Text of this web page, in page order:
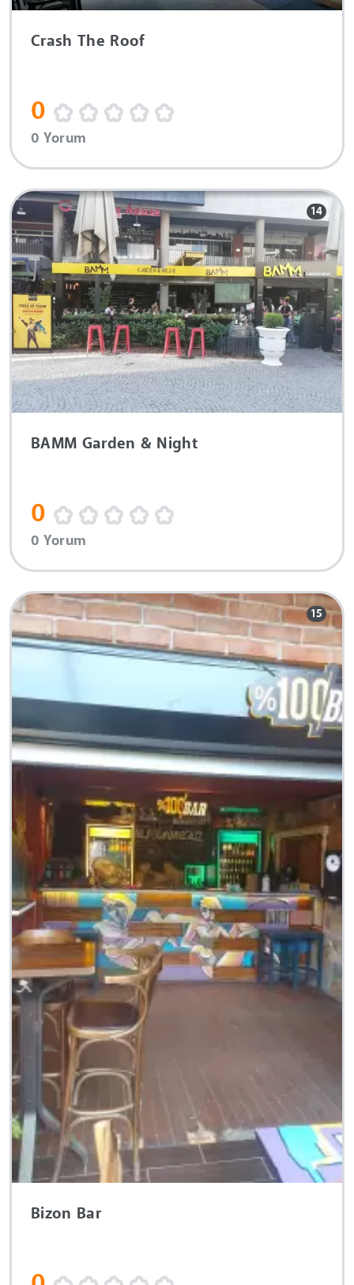
Crash The Roof
0
0 Yorum
14
BAMM Garden & Night
0
0 Yorum
15
Bizon Bar